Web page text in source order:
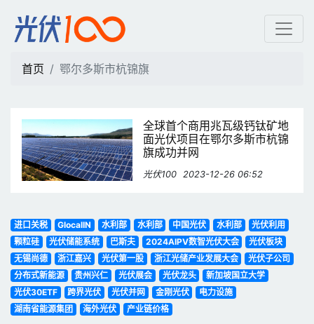
鄂尔多斯市杭锦旗 | 光
首页 鄂尔多斯市杭锦旗
全球首个商用兆瓦级钙钛矿地
面光伏项目在鄂尔多斯市杭锦
旗成功并网
光伏100 2023-12-26 06:52
进口关税 GlocalIN 水利部 水利部 中国光伏 水利部
光伏利用
颗粒硅
光伏储能系统 巴斯夫 2024AIPV数智光伏大会
光伏板块
无锡尚德
浙江嘉兴 光伏第一股 浙江光储产业发展大会
光伏子公司
分布式新能源
贵州兴仁 光伏展会 光伏龙头
新加坡国立大学
光伏30ETF
跨界光伏 光伏并网 金刚光伏
电力设施
湖南省能源集团
海外光伏 产业链价格